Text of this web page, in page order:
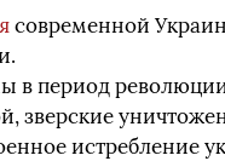
современной
в период
зверские
истребление